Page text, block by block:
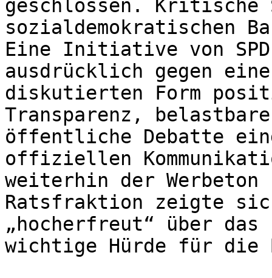
geschlossen. Kritische
sozialdemokratischen
Eine Initiative von
ausdrücklich gegen
diskutierten Form
Transparenz,
öffentliche Debatte
offiziellen
weiterhin der Werbeton
Ratsfraktion zeigte
„hocherfreut“ über das
wichtige Hürde für die